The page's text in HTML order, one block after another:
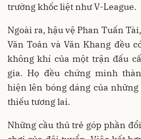
trường khốc liệt như V-League.
Ngoài ra, hậu vệ Phan Tuấn
Văn Toản và Văn Khang đều
không khí của một trận đấu
gia. Họ đều chứng minh
hiện lên bóng dáng của
thiếu tương lai.
Những cầu thủ trẻ góp phần